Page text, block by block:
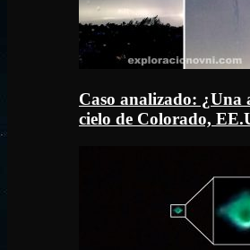
Caso analizado:
cielo de Colorado,